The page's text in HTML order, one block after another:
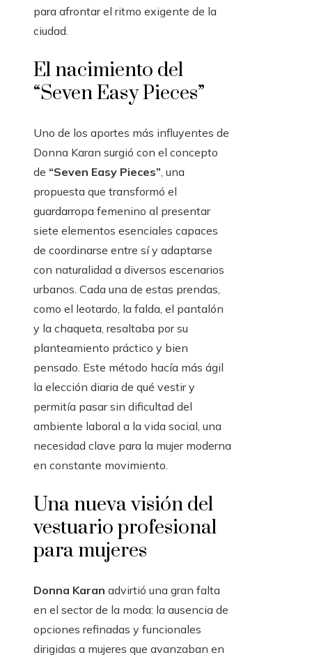
para afrontar el ritmo exigente de la
ciudad.
El nacimiento del
“Seven Easy Pieces”
Uno de los aportes más influyentes de
Donna Karan surgió con el concepto
de “Seven Easy Pieces”, una
propuesta que transformó el
guardarropa femenino al presentar
siete elementos esenciales capaces
de coordinarse entre sí y adaptarse
con naturalidad a diversos escenarios
urbanos. Cada una de estas prendas,
como el leotardo, la falda, el pantalón
y la chaqueta, resaltaba por su
planteamiento práctico y bien
pensado. Este método hacía más ágil
la elección diaria de qué vestir y
permitía pasar sin dificultad del
ambiente laboral a la vida social, una
necesidad clave para la mujer moderna
en constante movimiento.
Una nueva visión del
vestuario profesional
para mujeres
Donna Karan advirtió una gran falta
en el sector de la moda: la ausencia de
opciones refinadas y funcionales
dirigidas a mujeres que avanzaban en